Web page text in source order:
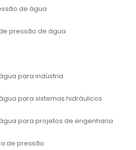
uma equipe de
desafio que surgir. Esse
reativo, mas proativo,
regulares e atualizações
plataforma.
uma rica biblioteca
forma, sua equipe terá
maximizar o uso de nossa
de água
pressão de água
para indústria
para sistemas hidráulicos
para projetos de engenharia
de pressão